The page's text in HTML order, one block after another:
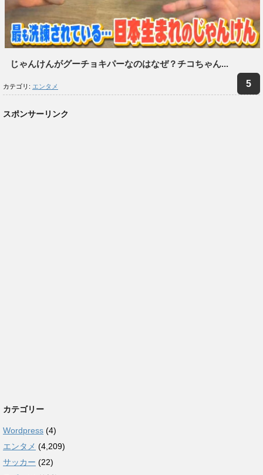
じゃんけんがグーチョキパーなのはなぜ？チコちゃん...
カテゴリ: エンタメ
スポンサーリンク
カテゴリー
Wordpress (4)
エンタメ (4,209)
サッカー (22)